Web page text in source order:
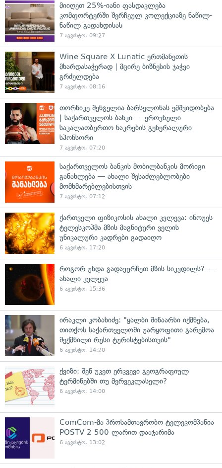
მიიღეთ 25%-იანი ფასდაკლება
კომფორტერში შერჩეულ კოლექციაზე ნაწილ-
ნაწილ გადახდისას
7 აგვისტო, 09:27
Wine Square X Lunatic ერთმანეთის
მხარდასაჭერად | მცირე ბიზნესის ჯაჭვი
გრძელდება
7 აგვისტო, 08:16
თორნიკე შენგელია ბარსელონას ემშვიდობება
| საქართველოს ბანკი — ეროვნული
საკალათბურთო ნაკრების გენერალური
სპონსორი
7 აგვისტო, 07:20
საქართველოს ბანკის მობილბანკის მორიგი
განახლება — ახალი შესაძლებლობები
მომხმარებლებისთვის
7 აგვისტო, 07:12
ქართველი ფიზიკოსის ახალი კვლევა: ინოუეს
ტელესკოპმა მზის მაგნიტური ველის
უნიკალური კადრები გადაიღო
6 აგვისტო, 17:20
როგორ უნდა გადავურჩეთ მზის სიკვდილს? —
ახალი კვლევა
6 აგვისტო, 15:36
ირაკლი კობახიძე: "ყალბი შინაარსი იქმნება,
თითქოს საქართველოში უარყოფითი გარემოა
შექმნილი რუსი ტურისტებისთვის"
6 აგვისტო, 14:20
ქვიზი: შენ უკეთ ერკვევი გეოგრაფიულ
ტერმინებში თუ მერვეკლასელი?
6 აგვისტო, 14:00
ComCom-მა პროსამთავრობო ტელეკომპანია
POSTV 2 500 ლარით დააჯარიმა
6 აგვისტო, 13:02